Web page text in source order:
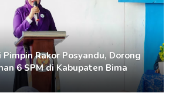
Rakor Posyandu, Dorong
6 SPM di Kabupaten Bima